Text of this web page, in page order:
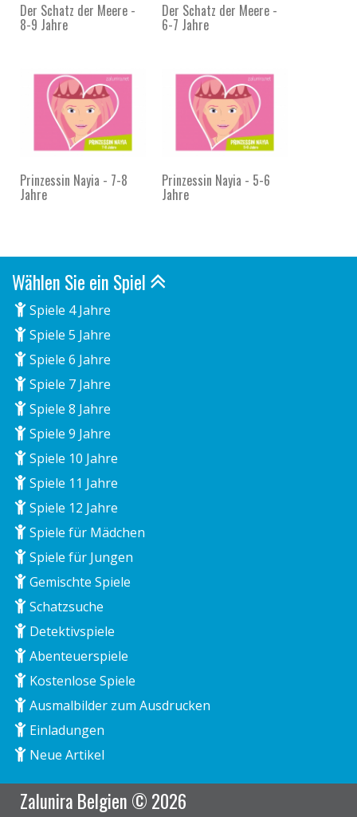
Der Schatz der Meere -
8-9 Jahre
Der Schatz der Meere -
6-7 Jahre
Prinzessin Nayia - 7-8
Jahre
Prinzessin Nayia - 5-6
Jahre
Wählen Sie ein Spiel
Spiele 4 Jahre
Spiele 5 Jahre
Spiele 6 Jahre
Spiele 7 Jahre
Spiele 8 Jahre
Spiele 9 Jahre
Spiele 10 Jahre
Spiele 11 Jahre
Spiele 12 Jahre
Spiele für Mädchen
Spiele für Jungen
Gemischte Spiele
Schatzsuche
Detektivspiele
Abenteuerspiele
Kostenlose Spiele
Ausmalbilder zum Ausdrucken
Einladungen
Neue Artikel
Zalunira Belgien © 2026